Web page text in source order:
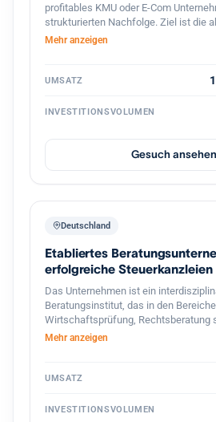
profitables KMU oder E-Com
strukturierten Nachfolge. Ziel ist die
Übernahme der Geschäftsführung
Prozessdigitalisierung und Skalierung
Mehr anzeigen
UMSATZ
INVESTITIONSVOLUMEN
Gesuch ansehen
Deutschland
Etabliertes
erfolgreiche Steuerkanzleien
Das Unternehmen ist ein
Beratungsinstitut, das in den
Wirtschaftsprüfung, Rechtsberatung
betriebswirtschaftliche
sowie an Privatpersonen mit
von rund 1 500 Mitarbeitern und
Mehr anzeigen
UMSATZ
INVESTITIONSVOLUMEN